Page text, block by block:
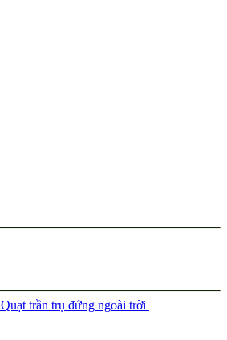
Quạt trần trụ đứng ngoài trời